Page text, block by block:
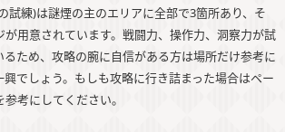
試練)は謎煙の主のエリアに全部で3箇所あり、そ
が用意されています。戦闘力、操作力、洞察力が試
るため、攻略の腕に自信がある方は場所だけ参考に
興でしょう。もしも攻略に行き詰まった場合はペー
考にしてください。